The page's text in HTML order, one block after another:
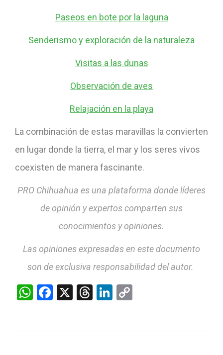
Paseos en bote por la laguna
Senderismo y exploración de la naturaleza
Visitas a las dunas
Observación de aves
Relajación en la playa
La combinación de estas maravillas la convierten
en lugar donde la tierra, el mar y los seres vivos
coexisten de manera fascinante.
PRO Chihuahua es una plataforma donde líderes
de opinión y expertos comparten sus
conocimientos y opiniones.
Las opiniones expresadas en este documento
son de exclusiva responsabilidad del autor.
WhatsApp
Facebook
X Threads
LinkedIn